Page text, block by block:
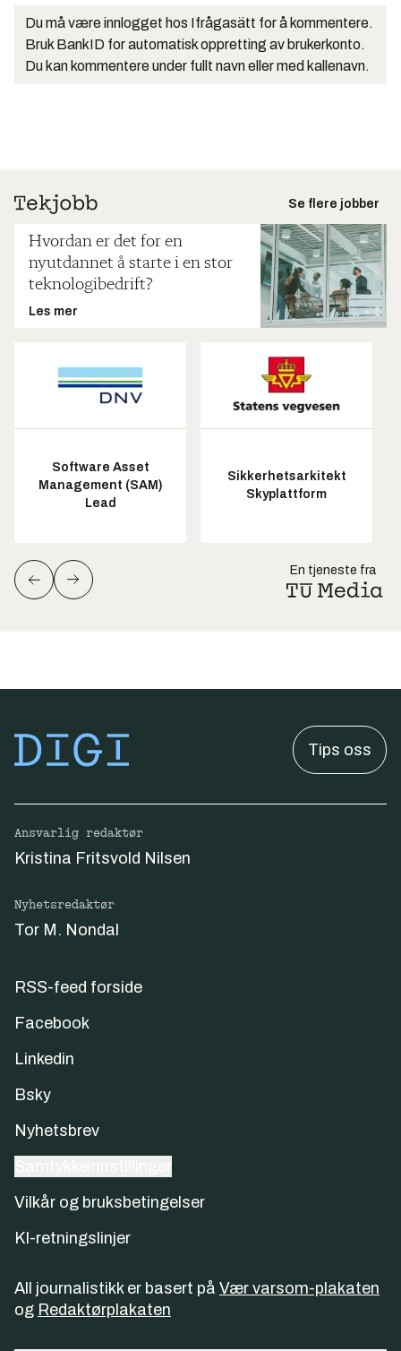
Du må være innlogget hos Ifrågasätt for å kommentere.
Bruk BankID for automatisk oppretting av brukerkonto.
Du kan kommentere under fullt navn eller med kallenavn.
Se flere jobber
Hvordan er det for en
nyutdannet å starte i en stor
teknologibedrift?
Les mer
Software Asset
Management (SAM)
Lead
Sikkerhetsarkitekt
Skyplattform
En tjeneste fra
Tips oss
Ansvarlig redaktør
Kristina Fritsvold Nilsen
Nyhetsredaktør
Tor M. Nondal
RSS-feed forside
Facebook
Linkedin
Bsky
Nyhetsbrev
Vilkår og bruksbetingelser
KI-retningslinjer
All journalistikk er basert på Vær varsom-plakaten
og Redaktørplakaten